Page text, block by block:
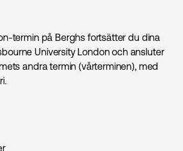
termin på Berghs fortsätter du dina
University London och ansluter
andra termin (vårterminen), med